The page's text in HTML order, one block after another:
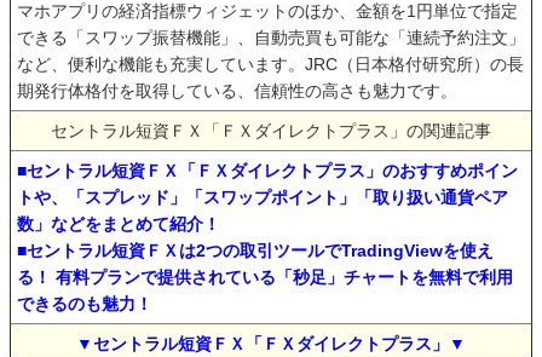
マホアプリの経済指標ウィジェットのほか、金額を1円単位で指定
できる「スワップ振替機能」、自動売買も可能な「連続予約注文」
など、便利な機能も充実しています。JRC（日本格付研究所）の長
期発行体格付を取得している、信頼性の高さも魅力です。
セントラル短資ＦＸ「ＦＸダイレクトプラス」の関連記事
■セントラル短資ＦＸ「ＦＸダイレクトプラス」のおすすめポイン
トや、「スプレッド」「スワップポイント」「取り扱い通貨ペア
数」などをまとめて紹介！
■セントラル短資ＦＸは2つの取引ツールでTradingViewを使え
る！ 有料プランで提供されている「秒足」チャートを無料で利用
できるのも魅力！
▼セントラル短資ＦＸ「ＦＸダイレクトプラス」▼